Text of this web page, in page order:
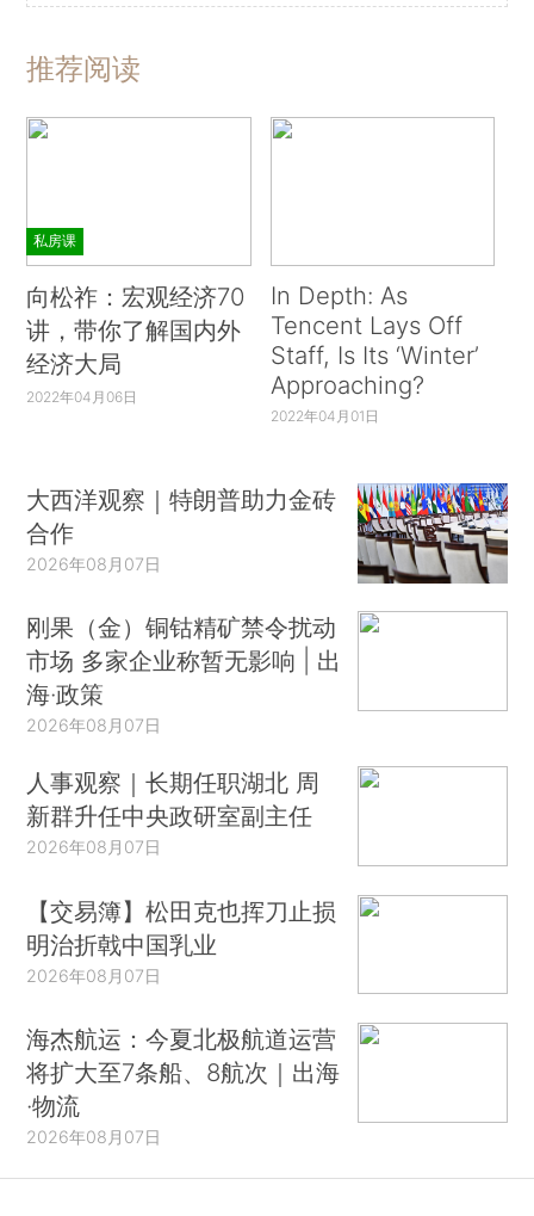
转换的基础上，所以银行系统本身的脆弱性放大了
这些可能引起市场失灵的因素。次优原理告诉我
们，如果政府只纠正单一市场失灵而忽略其他市场
竞争反而可能降低福利。
第二，金融监管通常滞后于金融创新，因为金
融创新总是能绕开监管机构设置的各种限制（或者
利用宽松的监管政策）。证券化和衍生品的使用就
是近几次危机中金融监管滞后于金融创新的最佳例
第三，与危机爆发紧密相关的是，由于银行拥
有货币创造这一特殊功能，而政府又为这项功能的
发挥提供保障，所以银行与政府之间存在密切联
银行业的政治经济关系。
在19世纪和20世纪初期，银行业恐慌经常发
生。1907年的美国银行业恐慌主要发生在影子银行
些机构的投资组合风险过高，缺乏进入银行票据交
换所的权限以及较低的存款准备金。那时，银行与
信托公司都面临着大规模的挤兑问题，情况与近期
的危机没有太多差别。英国北岩银行是第一家受到
2007年危机影响的银行，也经历了存款账户的挤
兑，但是，北岩银行面临的最主要挤兑发生在短期
2008年雷曼兄弟破产之后，发生了全球性的金融
挤兑，涵盖了银行间市场、资产支持商业票据、回
购协议融资和货币市场基金。
推荐阅读
私房课
向松祚：宏观经济70
讲，带你了解国内外
经济大局
2022年04月06日
In Depth: As
Tencent Lays Off
Staff, Is Its ‘Winter’
Approaching?
2022年04月01日
大西洋观察｜特朗普助力金砖
合作
2026年08月07日
刚果（金）铜钴精矿禁令扰动
市场 多家企业称暂无影响 | 出
海·政策
2026年08月07日
人事观察｜长期任职湖北 周
新群升任中央政研室副主任
2026年08月07日
【交易簿】松田克也挥刀止损
明治折戟中国乳业
2026年08月07日
海杰航运：今夏北极航道运营
将扩大至7条船、8航次｜出海
·物流
2026年08月07日